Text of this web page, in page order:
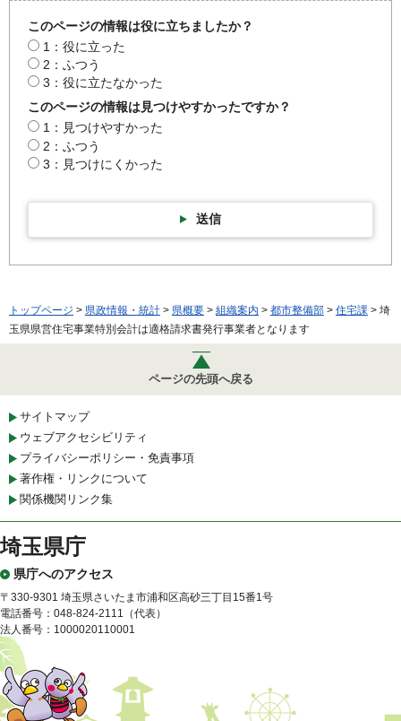
このページの情報は役に立ちましたか？
1：役に立った
2：ふつう
3：役に立たなかった
このページの情報は見つけやすかったですか？
1：見つけやすかった
2：ふつう
3：見つけにくかった
送信
トップページ > 県政情報・統計 > 県概要 > 組織案内 > 都市整備部 > 住宅課 > 埼
玉県県営住宅事業特別会計は適格請求書発行事業者となります
ページの先頭へ戻る
サイトマップ
ウェブアクセシビリティ
プライバシーポリシー・免責事項
著作権・リンクについて
関係機関リンク集
埼玉県庁
県庁へのアクセス
〒330-9301 埼玉県さいたま市浦和区高砂三丁目15番1号
電話番号：048-824-2111（代表）
法人番号：1000020110001